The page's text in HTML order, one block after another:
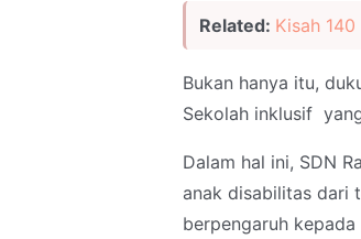
Related: Kisah
Bukan hanya itu,
Sekolah inklusif
Dalam hal ini, SDN
anak disabilitas dari
berpengaruh